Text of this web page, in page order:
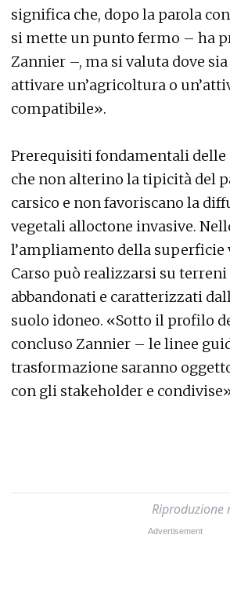
significa che, dopo la parola
si mette un punto fermo – ha
Zannier –, ma si valuta dove
attivare un’agricoltura o
compatibile».
Prerequisiti fondamentali
che non alterino la tipicità del
carsico e non favoriscano la
vegetali alloctone invasive.
l’ampliamento della
Carso può realizzarsi su
abbandonati e caratterizzati
suolo idoneo. «Sotto il profilo
concluso Zannier – le linee
trasformazione saranno
con gli stakeholder e
Riproduzione